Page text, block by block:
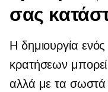
σας
Η δημιουργία
κρατήσεων μπορεί
αλλά με τα σωστά